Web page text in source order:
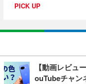
PICK UP
【動画レビュ
ouTubeチャン